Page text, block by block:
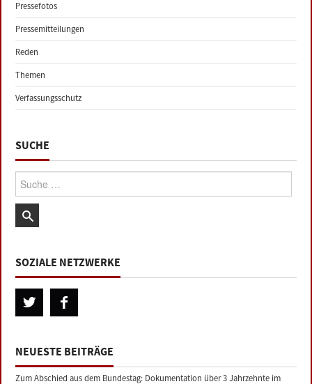
Pressefotos
Pressemitteilungen
Reden
Themen
Verfassungsschutz
SUCHE
Suche:
SOZIALE NETZWERKE
NEUESTE BEITRÄGE
Zum Abschied aus dem Bundestag: Dokumentation über 3 Jahrzehnte im